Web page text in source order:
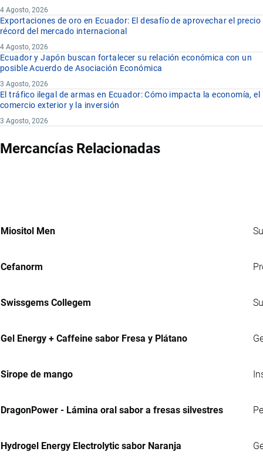
4 Agosto, 2026
Exportaciones de oro en Ecuador: El desafío de aprovechar el precio
récord del mercado internacional
4 Agosto, 2026
Ecuador y Japón buscan fortalecer su relación económica con un
posible Acuerdo de Asociación Económica
3 Agosto, 2026
El tráfico ilegal de armas en Ecuador: Cómo impacta la economía, el
comercio exterior y la inversión
3 Agosto, 2026
Mercancías Relacionadas
Miositol Men
Cefanorm
Swissgems Collegem
Gel Energy + Caffeine sabor Fresa y Plátano
Sirope de mango
DragonPower - Lámina oral sabor a fresas silvestres
Hydrogel Energy Electrolytic sabor Naranja